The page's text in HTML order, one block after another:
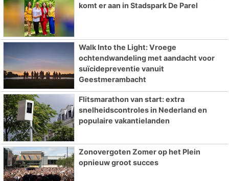
komt er aan in Stadspark De Parel
Walk Into the Light: Vroege
ochtendwandeling met aandacht voor
suïcidepreventie vanuit
Geestmerambacht
Flitsmarathon van start: extra
snelheidscontroles in Nederland en
populaire vakantielanden
Zonovergoten Zomer op het Plein
opnieuw groot succes